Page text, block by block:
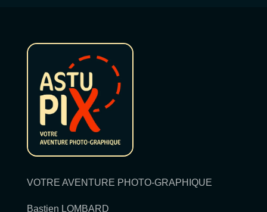
VOTRE AVENTURE PHOTO-GRAPHIQUE
Bastien LOMBARD